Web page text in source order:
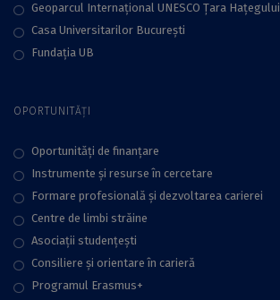
Geoparcul Internațional UNESCO Țara Hațegului
Casa Universitarilor București
Fundaţia UB
OPORTUNITĂȚI
Oportunități de finanțare
Instrumente și resurse în cercetare
Formare profesională și dezvoltarea carierei
Centre de limbi străine
Asociații studențești
Consiliere şi orientare în carieră
Programul Erasmus+